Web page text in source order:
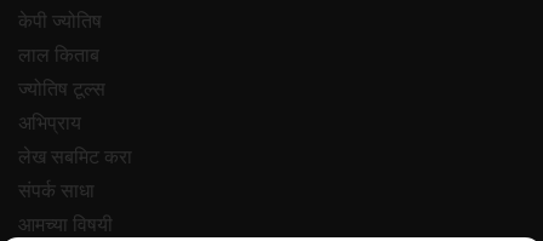
केपी ज्योतिष
लाल किताब
ज्योतिष टूल्स
अभिप्राय
लेख सबमिट करा
संपर्क साधा
आमच्या विषयी